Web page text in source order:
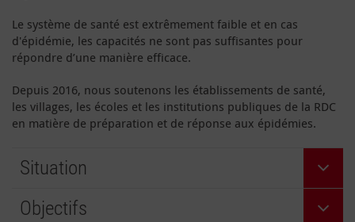
Le système de santé est extrêmement faible et en cas
d'épidémie, les capacités ne sont pas suffisantes pour
répondre d’une manière efficace.
Depuis 2016, nous soutenons les établissements de santé,
les villages, les écoles et les institutions publiques de la RDC
en matière de préparation et de réponse aux épidémies.
Situation
Objectifs